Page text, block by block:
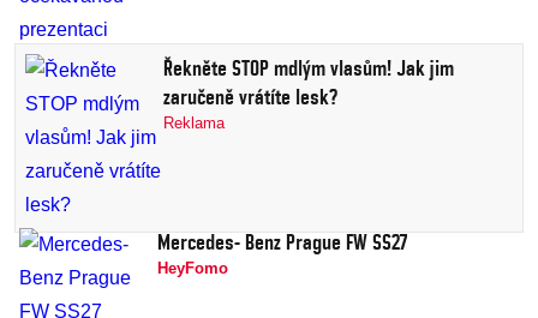
Řekněte STOP mdlým vlasům! Jak jim
zaručeně vrátíte lesk?
Reklama
Mercedes- Benz Prague FW SS27
HeyFomo